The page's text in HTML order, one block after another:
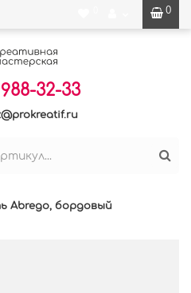
0
988-32-33
Abrego, бордовый